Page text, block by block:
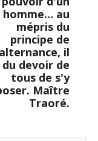
homme… au
mépris du
principe de
il
devoir de
tous de s'y
Maître
Traoré.